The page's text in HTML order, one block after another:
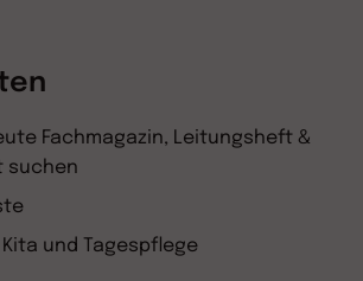
Fachmagazin, Leitungsheft &
suchen
und Tagespflege